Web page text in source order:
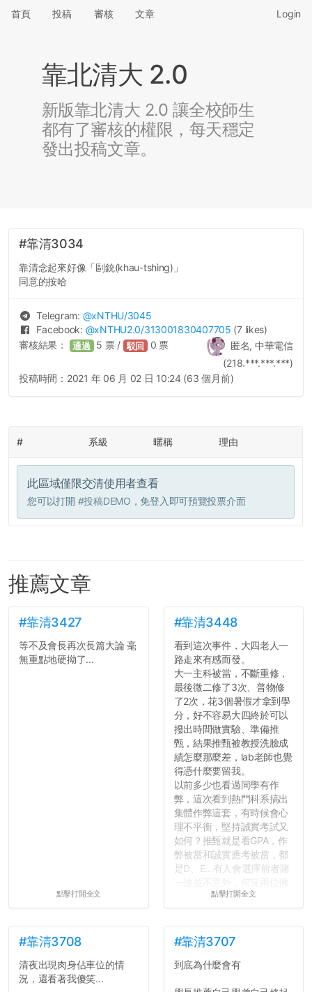
首頁 投稿 審核 文章 Login
靠北清大 2.0
新版靠北清大 2.0 讓全校師生
都有了審核的權限，每天穩定
發出投稿文章。
#靠清3034
靠清念起來好像「剾銃(khau-tshìng)」
同意的按哈
Telegram: @xNTHU/3045
Facebook: @xNTHU2.0/313001830407705 (7 likes)
匿名, 中華電信
(218.***.***.***)
審核結果： 通過 5 票 / 駁回 0 票
投稿時間： 2021 年 06 月 02 日 10:24 (63 個月前)
# 系級 暱稱 理由
此區域僅限交清使用者查看
您可以打開 #投稿DEMO ，免登入即可預覽投票介面
推薦文章
#靠清3427
等不及會長再次長篇大論 毫
無重點地硬拗了...
點擊打開全文
#靠清3448
看到這次事件，大四老人一
路走來有感而發。
大一主科被當，不斷重修，
最後微二修了3次、普物修
了2次，花3個暑假才拿到學
分，好不容易大四終於可以
撥出時間做實驗、準備推
甄，結果推甄被教授洗臉成
績怎麼那麼差，lab老師也覺
得憑什麼要留我。
以前多少也看過同學有作
弊，這次看到熱門科系搞出
集體作弊這套，有時候會心
理不平衡，堅持誠實考試又
如何？推甄就是看GPA，作
弊被當和誠實應考被當，都
是D、E...有人會選擇前者賭
心教授看起來要輕輕放下
長作弊的風氣。
反正老人我明天就要搬離新
點擊打開全文
#靠清3708
清夜出現肉身佔車位的情
況，還看著我傻笑...
#靠清3707
到底為什麼會有